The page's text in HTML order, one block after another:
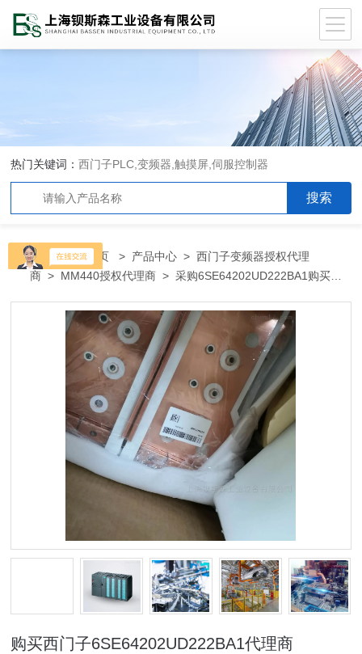
热门关键词：西门子PLC,变频器,触摸屏,伺服控制器
当前位置：首页 > 产品中心 >西门子变频器授权代理
商 > MM440授权代理商 > 采购6SE64202UD222BA1购买西
购买西门子6SE64202UD222BA1代理商